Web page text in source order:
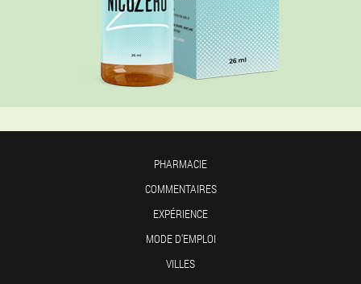
PHARMACIE
COMMENTAIRES
EXPÉRIENCE
MODE D'EMPLOI
VILLES